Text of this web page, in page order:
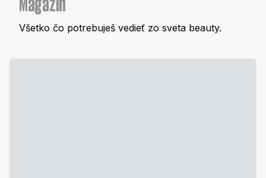
Všetko čo potrebuješ vedieť zo sveta beauty.